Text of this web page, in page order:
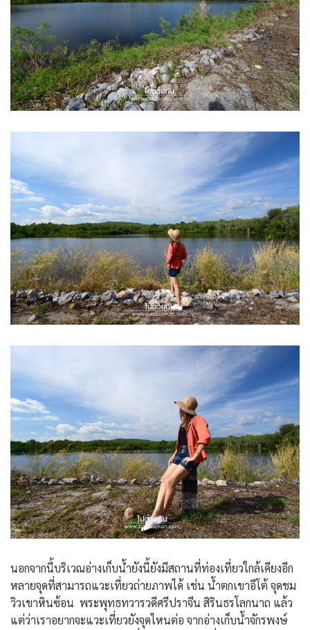
นอกจากนี้บริเวณอ่างเก็บน้ำยังนี้ยังมีสถานที่ท่องเที่ยวใกล้เคียงอีก
หลายจุดที่สามารถแวะเที่ยวถ่ายภาพได้ เช่น น้ำตกเขาอีโต้ จุดชม
วิวเขาหินซ้อน พระพุทธทวารวดีศรีปราจีน สิรินธรโลกนาถ แล้ว
แต่ว่าเราอยากจะแวะเที่ยวยังจุดไหนต่อ จากอ่างเก็บน้ำจักรพงษ์